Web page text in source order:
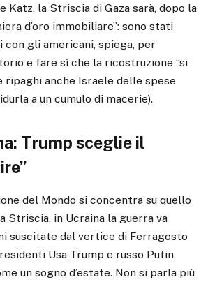
Katz, la Striscia di Gaza sarà, dopo la
d’oro immobiliare”: sono stati
con gli americani, spiega, per
e fare sì che la ricostruzione “si
ripaghi anche Israele delle spese
a un cumulo di macerie).
Trump sceglie il
del Mondo si concentra su quello
Striscia, in Ucraina la guerra va
suscitate dal vertice di Ferragosto
Usa Trump e russo Putin
un sogno d’estate. Non si parla più